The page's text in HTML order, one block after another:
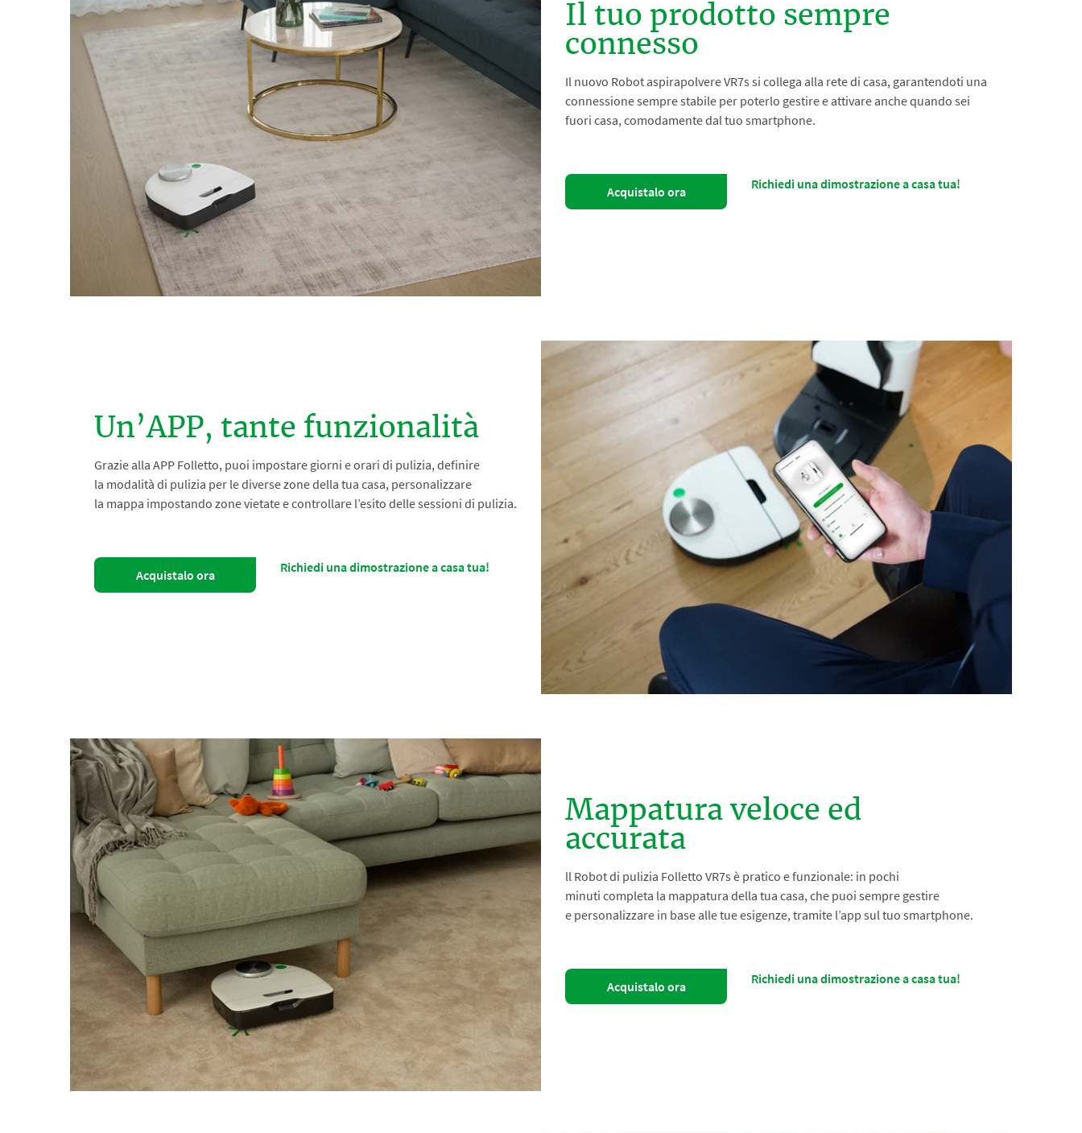
Il tuo prodotto sempre
connesso
Il nuovo Robot aspirapolvere VR7s si collega alla rete di casa, garantendoti una
connessione sempre stabile per poterlo gestire e attivare anche quando sei
fuori casa, comodamente dal tuo smartphone.
Acquistalo ora Richiedi una dimostrazione a casa tua!
Un’APP, tante funzionalità
Grazie alla APP Folletto, puoi impostare giorni e orari di pulizia, definire
la modalità di pulizia per le diverse zone della tua casa, personalizzare
la mappa impostando zone vietate e controllare l’esito delle sessioni di pulizia.
Acquistalo ora Richiedi una dimostrazione a casa tua!
Mappatura veloce ed
accurata​​
ll Robot di pulizia Folletto VR7s è pratico e funzionale: in pochi
minuti completa la mappatura della tua casa, che puoi sempre gestire
e personalizzare in base alle tue esigenze, tramite l’app sul tuo smartphone.
Acquistalo ora Richiedi una dimostrazione a casa tua!